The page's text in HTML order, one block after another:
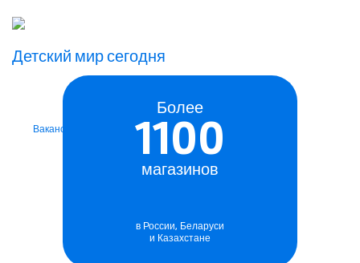
Работаем
играючи
Мы ищем сотрудников
в наши магазины
Вакансии
Детский мир сегодня
Более
1100
магазинов
в России, Беларуси
и Казахстане